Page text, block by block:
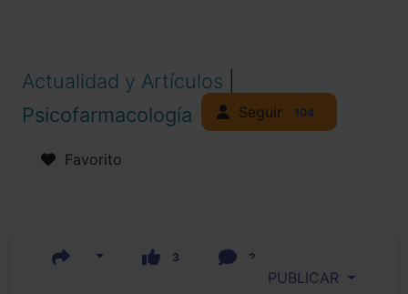
Actualidad y Artículos
Psicofarmacología
Seguir 104
Favorito
3 2
PUBLICAR